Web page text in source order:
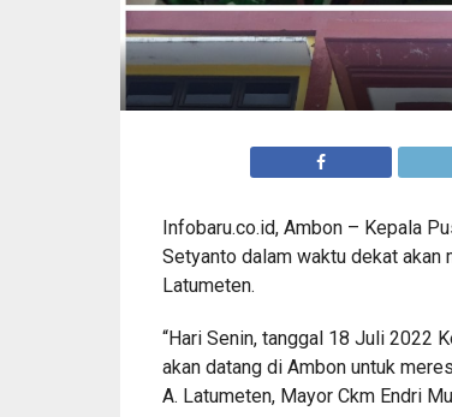
Infobaru.co.id, Ambon – Kepala
Setyanto dalam waktu dekat akan
Latumeten.
“Hari Senin, tanggal 18 Juli 2022
akan datang di Ambon untuk
A. Latumeten, Mayor Ckm Endri